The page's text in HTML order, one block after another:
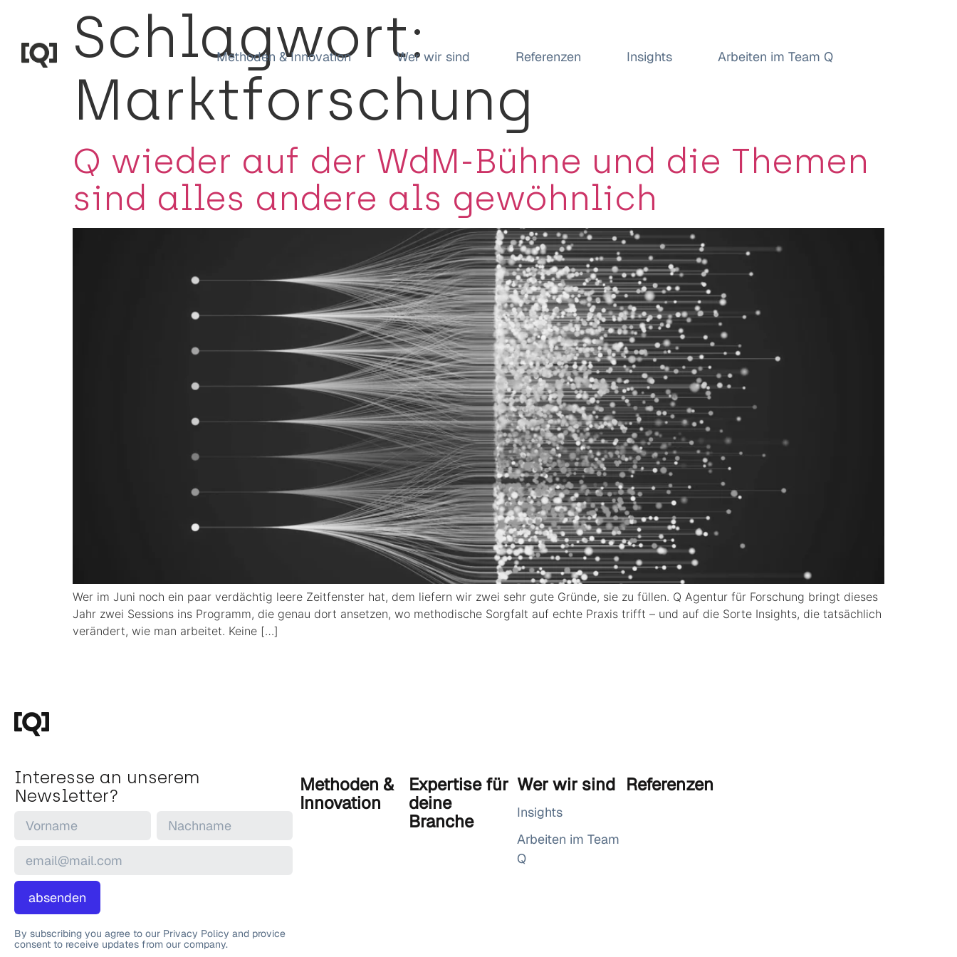
Methoden & Innovation Wer wir sind Referenzen Insights Arbeiten im Team Q
Schlagwort:
Marktforschung
Q wieder auf der WdM-Bühne und die Themen
sind alles andere als gewöhnlich
Wer im Juni noch ein paar verdächtig leere Zeitfenster hat, dem liefern wir zwei sehr gute Gründe, sie zu füllen. Q Agentur für Forschung bringt dieses
Jahr zwei Sessions ins Programm, die genau dort ansetzen, wo methodische Sorgfalt auf echte Praxis trifft – und auf die Sorte Insights, die tatsächlich
verändert, wie man arbeitet. Keine […]
Interesse an unserem
Newsletter?
absenden
By subscribing you agree to our Privacy Policy and provice
consent to receive updates from our company.
Methoden &
Innovation
Expertise für
deine
Branche
Wer wir sind
Insights
Arbeiten im Team
Q
Referenzen